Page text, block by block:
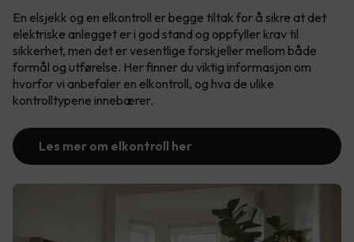
En elsjekk og en elkontroll er begge tiltak for å sikre at det
elektriske anlegget er i god stand og oppfyller krav til
sikkerhet, men det er vesentlige forskjeller mellom både
formål og utførelse. Her finner du viktig informasjon om
hvorfor vi anbefaler en elkontroll, og hva de ulike
kontrolltypene innebærer.
Les mer om elkontroll her